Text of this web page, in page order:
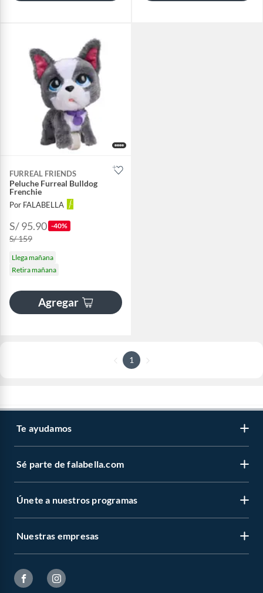
FURREAL FRIENDS
Peluche Furreal Bulldog
Frenchie
Por FALABELLA
S/ 95.90 -40%
S/ 159
Llega mañana
Retira mañana
Agregar
1
Te ayudamos
Sé parte de falabella.com
Únete a nuestros programas
Nuestras empresas